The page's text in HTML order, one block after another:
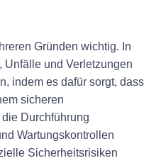
Gründen wichtig. In
Unfälle und Verletzungen
indem es dafür sorgt, dass
sicheren
Durchführung
Wartungskontrollen
Sicherheitsrisiken